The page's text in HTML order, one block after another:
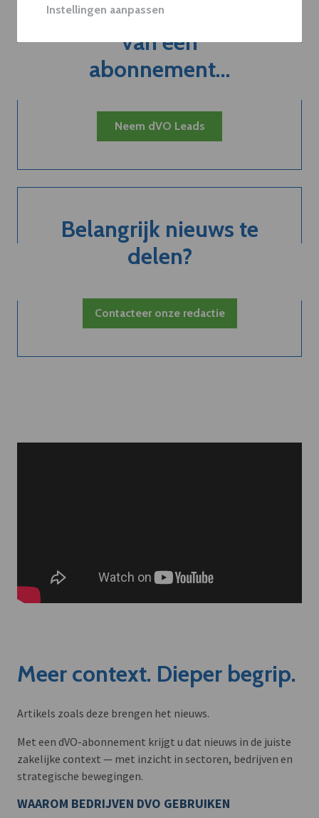
Instellingen aanpassen
Kort de voordelen
van een
abonnement...
Neem dVO Leads
Belangrijk nieuws te
delen?
Contacteer onze redactie
Meer context. Dieper begrip.
Artikels zoals deze brengen het nieuws.
Met een dVO-abonnement krijgt u dat nieuws in de juiste
zakelijke context — met inzicht in sectoren, bedrijven en
strategische bewegingen.
WAAROM BEDRIJVEN DVO GEBRUIKEN